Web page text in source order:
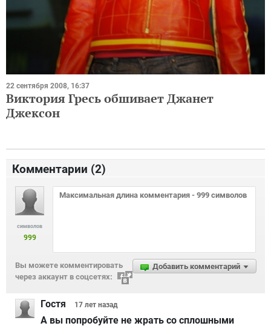
22 сентября 2008, 16:37
Виктория Гресь обшивает Джанет
Джексон
Комментарии (2)
символов
999
Добавить комментарий
Вы можете комментировать
через аккаунт в соцсетях:
Гостя 17 лет назад
А вы попробуйте не жрать со сплошными